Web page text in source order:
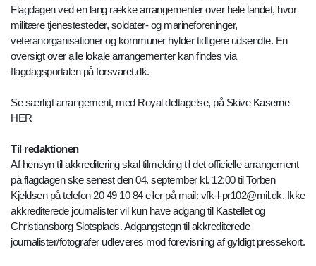
Flagdagen ved en lang række arrangementer over hele landet, hvor
militære tjenestesteder, soldater- og marineforeninger,
veteranorganisationer og kommuner hylder tidligere udsendte. En
oversigt over alle lokale arrangementer kan findes via
flagdagsportalen på forsvaret.dk.
Se særligt arrangement, med Royal deltagelse, på Skive Kaserne
HER
Til redaktionen
Af hensyn til akkreditering skal tilmelding til det officielle arrangement
på flagdagen ske senest den 04. september kl. 12:00 til Torben
Kjeldsen på telefon 20 49 10 84 eller på mail: vfk-l-pr102@mil.dk. Ikke
akkrediterede journalister vil kun have adgang til Kastellet og
Christiansborg Slotsplads. Adgangstegn til akkrediterede
journalister/fotografer udleveres mod forevisning af gyldigt pressekort.